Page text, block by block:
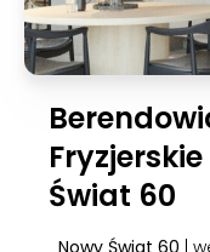
Świat 60
Nowy Świat 60 |